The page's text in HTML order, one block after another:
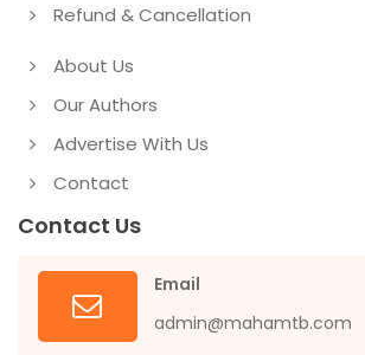
Refund & Cancellation
About Us
Our Authors
Advertise With Us
Contact
Contact Us
Email
admin@mahamtb.com